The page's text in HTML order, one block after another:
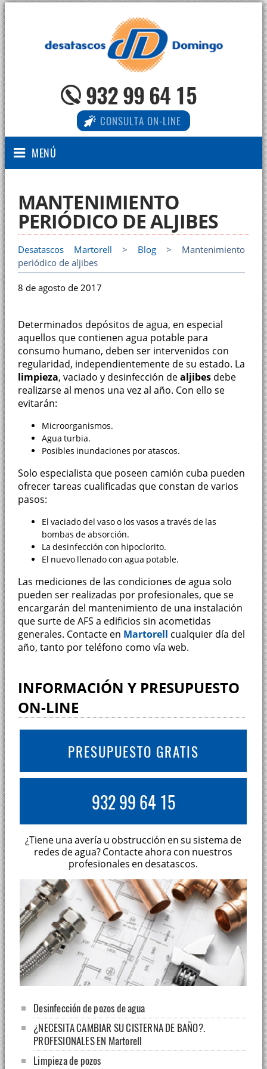
932 99 64 15
CONSULTA ON-LINE
MENÚ
MANTENIMIENTO
PERIÓDICO DE ALJIBES
Desatascos Martorell > Blog> Mantenimiento
periódico de aljibes
8 de agosto de 2017
Determinados depósitos de agua, en especial
aquellos que contienen agua potable para
consumo humano, deben ser intervenidos con
regularidad, independientemente de su estado. La
limpieza, vaciado y desinfección dealjibesdebe
realizarse al menos una vez al año. Con ello se
evitarán:
Microorganismos.
Agua turbia.
Posibles inundaciones por atascos.
Solo especialista que poseen camión cuba pueden
ofrecer tareas cualificadas que constan de varios
pasos:
El vaciado del vaso o los vasos a través de las
bombas de absorción.
La desinfección con hipoclorito.
El nuevo llenado con agua potable.
Las mediciones de las condiciones de agua solo
pueden ser realizadas por profesionales, que se
encargarán del mantenimiento de una instalación
que surte de AFS a edificios sin acometidas
generales. Contacte en Martorell cualquier día del
año, tanto por teléfono como vía web.
INFORMACIÓN Y PRESUPUESTO
ON-LINE
PRESUPUESTO GRATIS
932 99 64 15
¿Tiene una avería u obstrucción en su sistema de
redes de agua? Contacte ahora con nuestros
profesionales en desatascos.
Desinfección de pozos de agua
¿NECESITA CAMBIAR SU CISTERNA DE BAÑO?.
PROFESIONALES EN Martorell
Limpieza de pozos